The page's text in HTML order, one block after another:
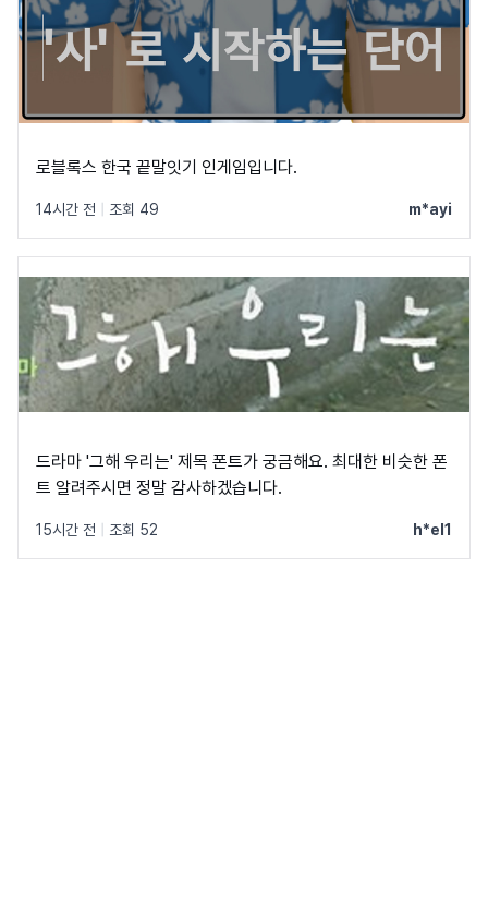
로블록스 한국 끝말잇기 인게임입니다.
14시간 전 조회 49 m*ayi
드라마 '그해 우리는' 제목 폰트가 궁금해요. 최대한 비슷한 폰
트 알려주시면 정말 감사하겠습니다.
15시간 전 조회 52 h*el1